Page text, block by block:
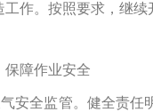
作。按照要求，继
障作业安全
全监管。健全责任